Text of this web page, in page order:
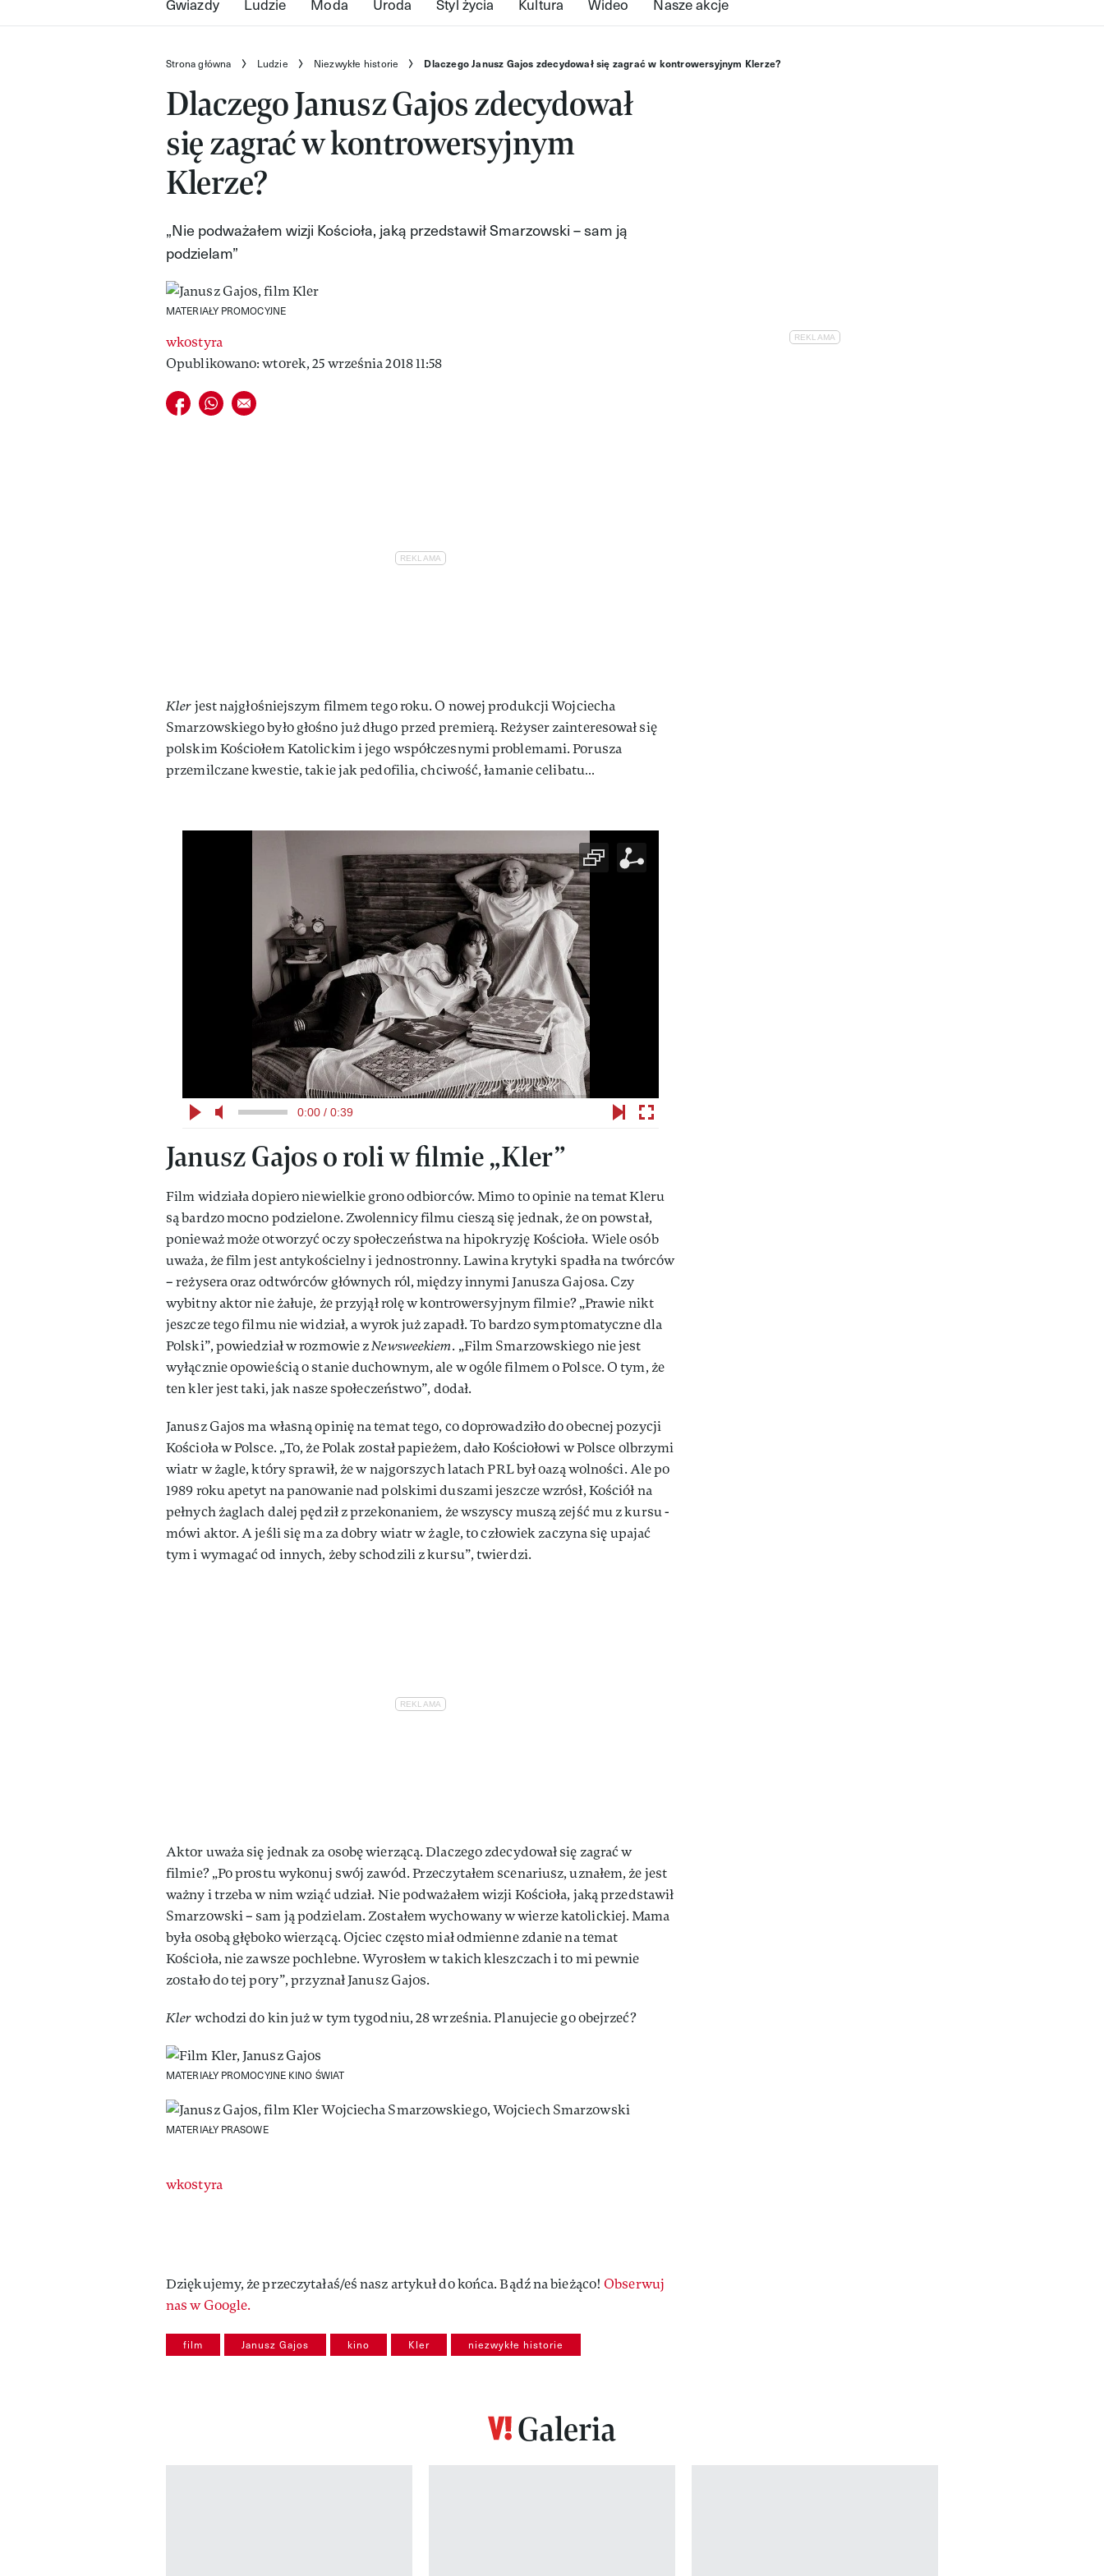
Strona główna Ludzie Niezwykłe historie Dlaczego Janusz Gajos zdecydował się zagrać w kontrowersyjnym Klerze?
Dlaczego Janusz Gajos zdecydował
się zagrać w kontrowersyjnym
Klerze?
„Nie podważałem wizji Kościoła, jaką przedstawił Smarzowski – sam ją
podzielam”
MATERIAŁY PROMOCYJNE
wkostyra
Opublikowano: wtorek, 25 września 2018 11:58
Udostępnij na facebook
Udostępnij na whatsapp
E-mail do przyjaciela
Klerjest najgłośniejszym filmem tego roku. O nowej produkcji Wojciecha
Smarzowskiego było głośno już długo przed premierą. Reżyser zainteresował się
polskim Kościołem Katolickim i jego współczesnymi problemami. Porusza
przemilczane kwestie, takie jak pedofilia, chciwość, łamanie celibatu…
0:00 / 0:39
Janusz Gajos o roli w filmie „Kler”
Film widziała dopiero niewielkie grono odbiorców. Mimo to opinie na temat Kleru
są bardzo mocno podzielone. Zwolennicy filmu cieszą się jednak, że on powstał,
ponieważ może otworzyć oczy społeczeństwa na hipokryzję Kościoła. Wiele osób
uważa, że film jest antykościelny i jednostronny. Lawina krytyki spadła na twórców
– reżysera oraz odtwórców głównych ról, między innymi Janusza Gajosa. Czy
wybitny aktor nie żałuje, że przyjął rolę w kontrowersyjnym filmie? „Prawie nikt
jeszcze tego filmu nie widział, a wyrok już zapadł. To bardzo symptomatyczne dla
Polski”, powiedział w rozmowie zNewsweekiem. „Film Smarzowskiego nie jest
wyłącznie opowieścią o stanie duchownym, ale w ogóle filmem o Polsce. O tym, że
ten kler jest taki, jak nasze społeczeństwo”, dodał.
Janusz Gajos ma własną opinię na temat tego, co doprowadziło do obecnej pozycji
Kościoła w Polsce. „To, że Polak został papieżem, dało Kościołowi w Polsce olbrzymi
wiatr w żagle, który sprawił, że w najgorszych latach PRL był oazą wolności. Ale po
1989 roku apetyt na panowanie nad polskimi duszami jeszcze wzrósł, Kościół na
pełnych żaglach dalej pędził z przekonaniem, że wszyscy muszą zejść mu z kursu -
mówi aktor. A jeśli się ma za dobry wiatr w żagle, to człowiek zaczyna się upajać
tym i wymagać od innych, żeby schodzili z kursu”, twierdzi.
Aktor uważa się jednak za osobę wierzącą. Dlaczego zdecydował się zagrać w
filmie? „Po prostu wykonuj swój zawód. Przeczytałem scenariusz, uznałem, że jest
ważny i trzeba w nim wziąć udział. Nie podważałem wizji Kościoła, jaką przedstawił
Smarzowski – sam ją podzielam. Zostałem wychowany w wierze katolickiej. Mama
była osobą głęboko wierzącą. Ojciec często miał odmienne zdanie na temat
Kościoła, nie zawsze pochlebne. Wyrosłem w takich kleszczach i to mi pewnie
zostało do tej pory”, przyznał Janusz Gajos.
Klerwchodzi do kin już w tym tygodniu, 28 września. Planujecie go obejrzeć?
MATERIAŁY PROMOCYJNE KINO ŚWIAT
MATERIAŁY PRASOWE
Authors
wkostyra
Dziękujemy, że przeczytałaś/eś nasz artykuł do końca. Bądź na bieżąco!Obserwuj
nas w Google.
film Janusz Gajos kino Kler niezwykłe historie
Galeria